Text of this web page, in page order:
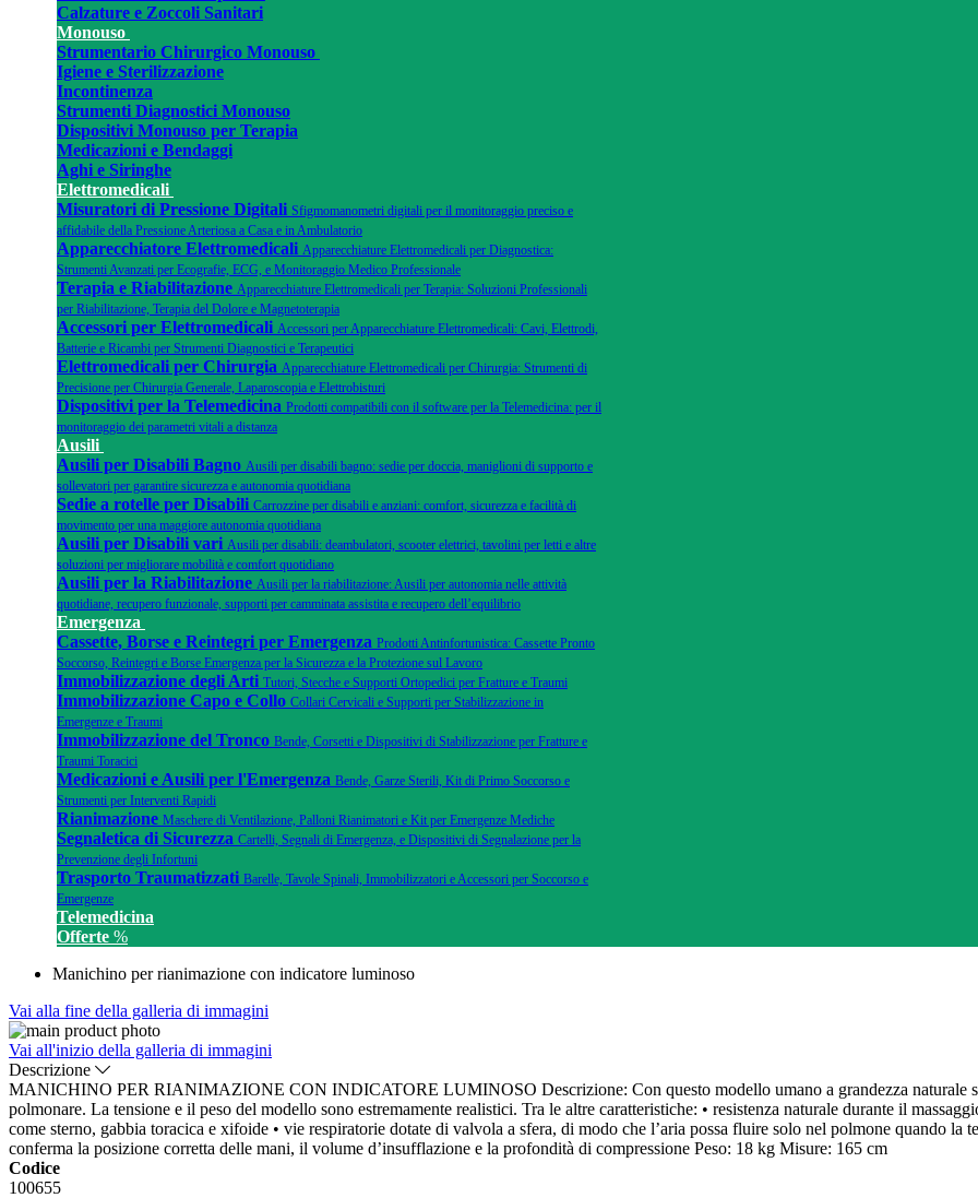
Calzature e Zoccoli Sanitari
Monouso
Strumentario Chirurgico Monouso
Igiene e Sterilizzazione
Incontinenza
Strumenti Diagnostici Monouso
Dispositivi Monouso per Terapia
Medicazioni e Bendaggi
Aghi e Siringhe
Elettromedicali
Misuratori di Pressione Digitali Sfigmomanometri digitali per il monitoraggio preciso e
affidabile della Pressione Arteriosa a Casa e in Ambulatorio
Apparecchiatore Elettromedicali Apparecchiature Elettromedicali per Diagnostica:
Strumenti Avanzati per Ecografie, ECG, e Monitoraggio Medico Professionale
Terapia e Riabilitazione Apparecchiature Elettromedicali per Terapia: Soluzioni Professionali
per Riabilitazione, Terapia del Dolore e Magnetoterapia
Accessori per Elettromedicali Accessori per Apparecchiature Elettromedicali: Cavi, Elettrodi,
Batterie e Ricambi per Strumenti Diagnostici e Terapeutici
Elettromedicali per Chirurgia Apparecchiature Elettromedicali per Chirurgia: Strumenti di
Precisione per Chirurgia Generale, Laparoscopia e Elettrobisturi
Dispositivi per la Telemedicina Prodotti compatibili con il software per la Telemedicina: per il
monitoraggio dei parametri vitali a distanza
Ausili
Ausili per Disabili Bagno Ausili per disabili bagno: sedie per doccia, maniglioni di supporto e
sollevatori per garantire sicurezza e autonomia quotidiana
Sedie a rotelle per Disabili Carrozzine per disabili e anziani: comfort, sicurezza e facilità di
movimento per una maggiore autonomia quotidiana
Ausili per Disabili vari Ausili per disabili: deambulatori, scooter elettrici, tavolini per letti e altre
soluzioni per migliorare mobilità e comfort quotidiano
Ausili per la Riabilitazione Ausili per la riabilitazione: Ausili per autonomia nelle attività
quotidiane, recupero funzionale, supporti per camminata assistita e recupero dell’equilibrio
Emergenza
Cassette, Borse e Reintegri per Emergenza Prodotti Antinfortunistica: Cassette Pronto
Soccorso, Reintegri e Borse Emergenza per la Sicurezza e la Protezione sul Lavoro
Immobilizzazione degli Arti Tutori, Stecche e Supporti Ortopedici per Fratture e Traumi
Immobilizzazione Capo e Collo Collari Cervicali e Supporti per Stabilizzazione in
Emergenze e Traumi
Immobilizzazione del Tronco Bende, Corsetti e Dispositivi di Stabilizzazione per Fratture e
Traumi Toracici
Medicazioni e Ausili per l'Emergenza Bende, Garze Sterili, Kit di Primo Soccorso e
Strumenti per Interventi Rapidi
Rianimazione Maschere di Ventilazione, Palloni Rianimatori e Kit per Emergenze Mediche
Segnaletica di Sicurezza Cartelli, Segnali di Emergenza, e Dispositivi di Segnalazione per la
Prevenzione degli Infortuni
Trasporto Traumatizzati Barelle, Tavole Spinali, Immobilizzatori e Accessori per Soccorso e
Emergenze
Telemedicina
Offerte %
Manichino per rianimazione con indicatore luminoso
Vai alla fine della galleria di immagini
Vai all'inizio della galleria di immagini
Descrizione
MANICHINO PER RIANIMAZIONE CON INDICATORE LUMINOSO Descrizione: Con questo modello umano a grandezza naturale si
polmonare. La tensione e il peso del modello sono estremamente realistici. Tra le altre caratteristiche: • resistenza naturale durante il
come sterno, gabbia toracica e xifoide • vie respiratorie dotate di valvola a sfera, di modo che l’aria possa fluire solo nel polmone quando la
conferma la posizione corretta delle mani, il volume d’insufflazione e la profondità di compressione Peso: 18 kg Misure: 165 cm
Codice
100655
entro lunedì 3
partire da lunedì
Il team
vi auguraBUONE